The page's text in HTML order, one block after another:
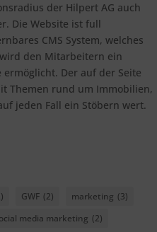
der Hilpert AG auch
Die Website ist full
CMS System, welches
den Mitarbeitern ein
Der auf der Seite
Themen rund um Immobilien,
jeden Fall ein Stöbern wert.
GWF (2) marketing (3)
media marketing (2)